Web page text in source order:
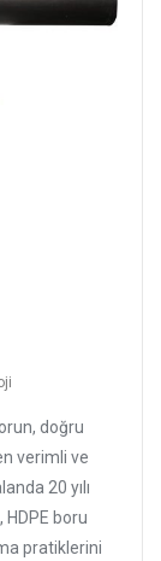
doğru
verimli ve
20 yılı
HDPE boru
pratiklerini